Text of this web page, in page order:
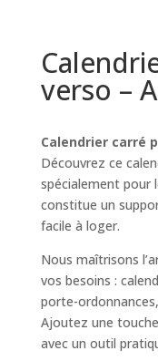
verso –
Calendrier carré
Découvrez ce
spécialement pour
constitue un
facile à loger.
Nous maîtrisons
vos besoins :
porte-
Ajoutez une
avec un outil